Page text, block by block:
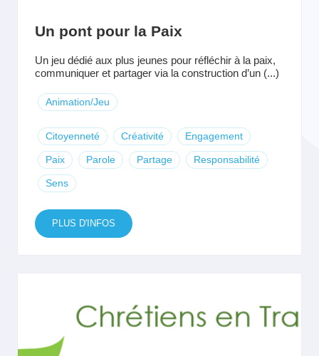
Un pont pour la Paix
Un jeu dédié aux plus jeunes pour réfléchir à la paix,
communiquer et partager via la construction d’un (...)
Animation/Jeu
Citoyenneté Créativité Engagement
Paix Parole Partage Responsabilité
Sens
PLUS D'INFOS